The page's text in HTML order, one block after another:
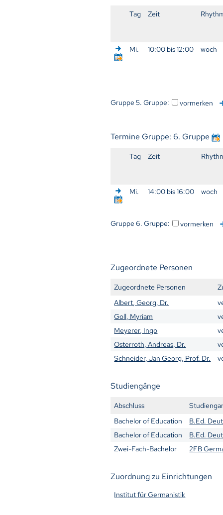
Tag Zeit
Mi. 10:00 bis 12:00 woch
Gruppe 5. Gruppe: vormerken
Termine Gruppe: 6. Gruppe
Tag Zeit
Mi. 14:00 bis 16:00 woch
Gruppe 6. Gruppe: vormerken
Zugeordnete Personen
Zugeordnete Personen
Albert, Georg, Dr.
Goll, Myriam
Meyerer, Ingo
Osterroth, Andreas, Dr.
Schneider, Jan Georg, Prof. Dr.
Studiengänge
Abschluss
Bachelor of Education
B.Ed.
Bachelor of Education
B.Ed.
Zwei-Fach-Bachelor
2FB
Zuordnung zu Einrichtungen
Institut für Germanistik